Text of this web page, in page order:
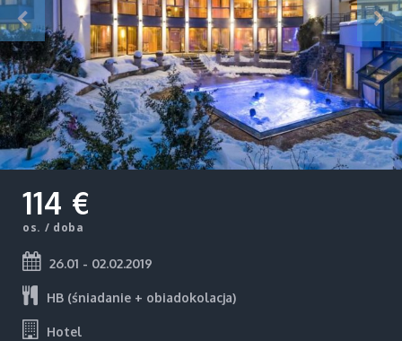
114 €
os. / doba
26.01 - 02.02.2019
HB (śniadanie + obiadokolacja)
Hotel